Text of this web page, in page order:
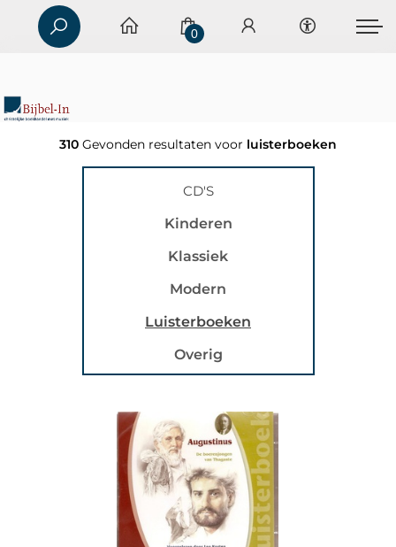
0
310 Gevonden resultaten voor luisterboeken
CD'S
Kinderen
Klassiek
Modern
Luisterboeken
Overig